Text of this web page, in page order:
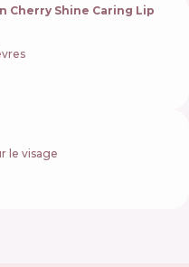
Cherry Shine Caring Lip
le visage